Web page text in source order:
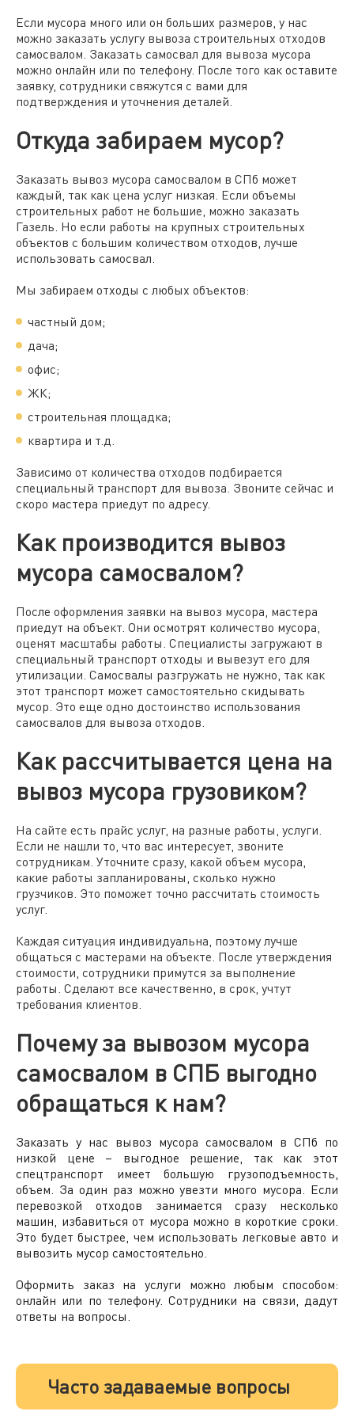
Если мусора много или он больших размеров, у нас
можно заказать услугу вывоза строительных отходов
самосвалом. Заказать самосвал для вывоза мусора
можно онлайн или по телефону. После того как оставите
заявку, сотрудники свяжутся с вами для
подтверждения и уточнения деталей.
Откуда забираем мусор?
Заказать вывоз мусора самосвалом в СПб может
каждый, так как цена услуг низкая. Если объемы
строительных работ не большие, можно заказать
Газель. Но если работы на крупных строительных
объектов с большим количеством отходов, лучше
использовать самосвал.
Мы забираем отходы с любых объектов:
частный дом;
дача;
офис;
ЖК;
строительная площадка;
квартира и т.д.
Зависимо от количества отходов подбирается
специальный транспорт для вывоза. Звоните сейчас и
скоро мастера приедут по адресу.
Как производится вывоз
мусора самосвалом?
После оформления заявки на вывоз мусора, мастера
приедут на объект. Они осмотрят количество мусора,
оценят масштабы работы. Специалисты загружают в
специальный транспорт отходы и вывезут его для
утилизации. Самосвалы разгружать не нужно, так как
этот транспорт может самостоятельно скидывать
мусор. Это еще одно достоинство использования
самосвалов для вывоза отходов.
Как рассчитывается цена на
вывоз мусора грузовиком?
На сайте есть прайс услуг, на разные работы, услуги.
Если не нашли то, что вас интересует, звоните
сотрудникам. Уточните сразу, какой объем мусора,
какие работы запланированы, сколько нужно
грузчиков. Это поможет точно рассчитать стоимость
услуг.
Каждая ситуация индивидуальна, поэтому лучше
общаться с мастерами на объекте. После утверждения
стоимости, сотрудники примутся за выполнение
работы. Сделают все качественно, в срок, учтут
требования клиентов.
Почему за вывозом мусора
самосвалом в СПБ выгодно
обращаться к нам?
Заказать у нас вывоз мусора самосвалом в СПб по
низкой цене – выгодное решение, так как этот
спецтранспорт имеет большую грузоподъемность,
объем. За один раз можно увезти много мусора. Если
перевозкой отходов занимается сразу несколько
машин, избавиться от мусора можно в короткие сроки.
Это будет быстрее, чем использовать легковые авто и
вывозить мусор самостоятельно.
Оформить заказ на услуги можно любым способом:
онлайн или по телефону. Сотрудники на связи, дадут
ответы на вопросы.
Часто задаваемые вопросы